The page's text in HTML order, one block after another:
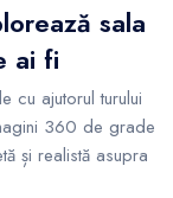
sala
ai fi
cu ajutorul turului
360 de grade
și realistă asupra